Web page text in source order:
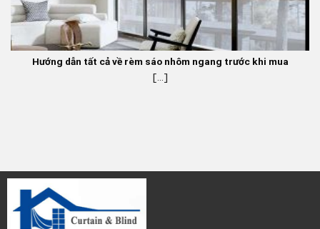
Hướng dẫn tất cả về rèm sáo nhôm ngang trước khi mua
[...]